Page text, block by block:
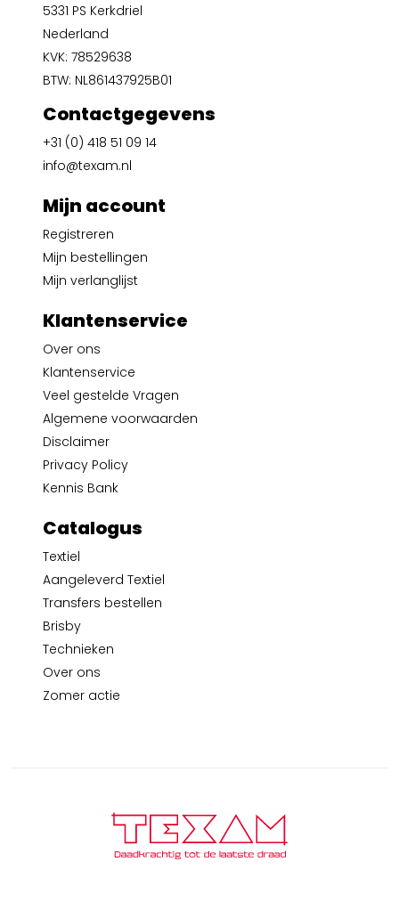
5331 PS Kerkdriel
Nederland
KVK: 78529638
BTW: NL861437925B01
Contactgegevens
+31 (0) 418 51 09 14
info@texam.nl
Mijn account
Registreren
Mijn bestellingen
Mijn verlanglijst
Klantenservice
Over ons
Klantenservice
Veel gestelde Vragen
Algemene voorwaarden
Disclaimer
Privacy Policy
Kennis Bank
Catalogus
Textiel
Aangeleverd Textiel
Transfers bestellen
Brisby
Technieken
Over ons
Zomer actie